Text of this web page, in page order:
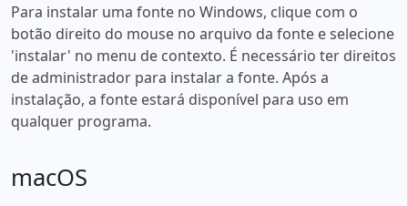
Para instalar uma fonte no Windows, clique com o
botão direito do mouse no arquivo da fonte e selecione
'instalar' no menu de contexto. É necessário ter direitos
de administrador para instalar a fonte. Após a
instalação, a fonte estará disponível para uso em
qualquer programa.
macOS